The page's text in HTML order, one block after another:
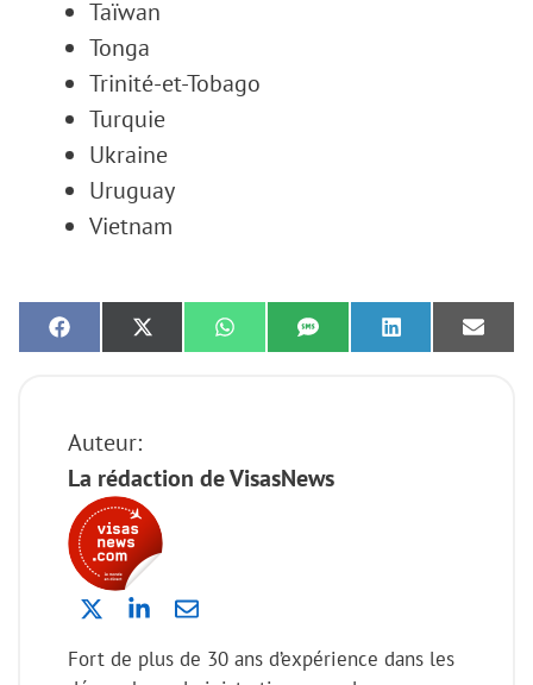
Taïwan
Tonga
Trinité-et-Tobago
Turquie
Ukraine
Uruguay
Vietnam
Share
on
Share
on
Share
on
Share
on
Share
on
Share
on
Auteur:
La rédaction de VisasNews
Fort de plus de 30 ans d’expérience dans les